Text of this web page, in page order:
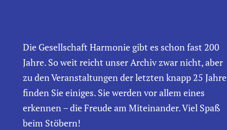
Die Gesellschaft Harmonie gibt es schon fast 200
Jahre. So weit reicht unser Archiv zwar nicht, aber
zu den Veranstaltungen der letzten knapp 25 Jahre
finden Sie einiges. Sie werden vor allem eines
erkennen – die Freude am Miteinander. Viel Spaß
beim Stöbern!